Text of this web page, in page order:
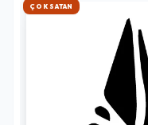
HIZLI KARGO